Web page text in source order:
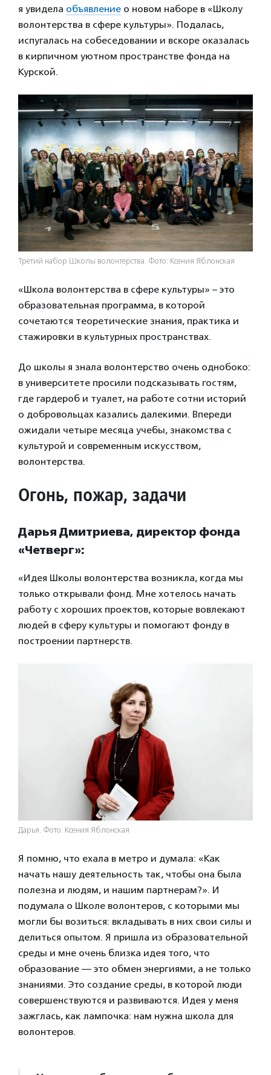
я увидела объявление о новом наборе в «Школу
волонтерства в сфере культуры». Подалась,
испугалась на собеседовании и вскоре оказалась
в кирпичном уютном пространстве фонда на
Курской.
Третий набор Школы волонтерства. Фото: Ксения Яблонская
«Школа волонтерства в сфере культуры» – это
образовательная программа, в которой
сочетаются теоретические знания, практика и
стажировки в культурных пространствах.
До школы я знала волонтерство очень однобоко:
в университете просили подсказывать гостям,
где гардероб и туалет, на работе сотни историй
о добровольцах казались далекими. Впереди
ожидали четыре месяца учебы, знакомства с
культурой и современным искусством,
волонтерства.
Огонь, пожар, задачи
Дарья Дмитриева, директор фонда
«Четверг»:
«Идея Школы волонтерства возникла, когда мы
только открывали фонд. Мне хотелось начать
работу с хороших проектов, которые вовлекают
людей в сферу культуры и помогают фонду в
построении партнерств.
Дарья. Фото: Ксения Яблонская
Я помню, что ехала в метро и думала: «Как
начать нашу деятельность так, чтобы она была
полезна и людям, и нашим партнерам?». И
подумала о Школе волонтеров, с которыми мы
могли бы возиться: вкладывать в них свои силы и
делиться опытом. Я пришла из образовательной
среды и мне очень близка идея того, что
образование — это обмен энергиями, а не только
знаниями. Это создание среды, в которой люди
совершенствуются и развиваются. Идея у меня
зажглась, как лампочка: нам нужна школа для
волонтеров.